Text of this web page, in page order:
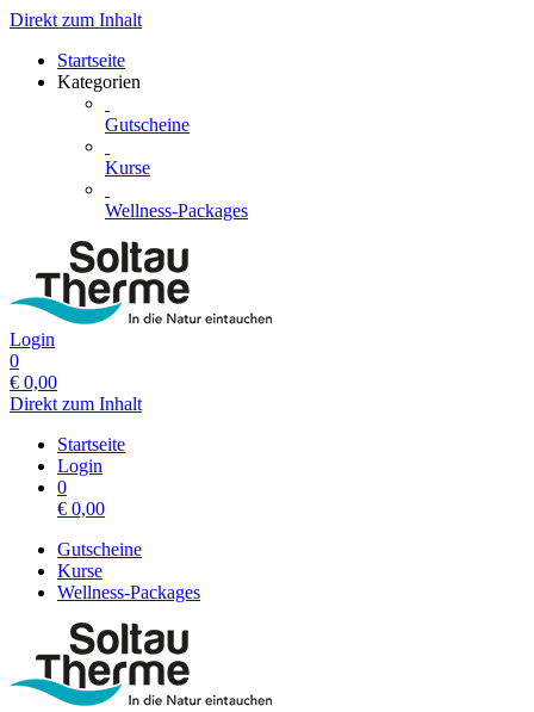
Direkt zum Inhalt
Startseite
Kategorien
Gutscheine
Kurse
Wellness-Packages
Login
0
€ 0,00
Direkt zum Inhalt
Startseite
Login
0
€ 0,00
Gutscheine
Kurse
Wellness-Packages